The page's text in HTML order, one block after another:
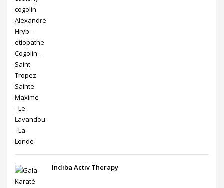
Indiba Activ Therapy